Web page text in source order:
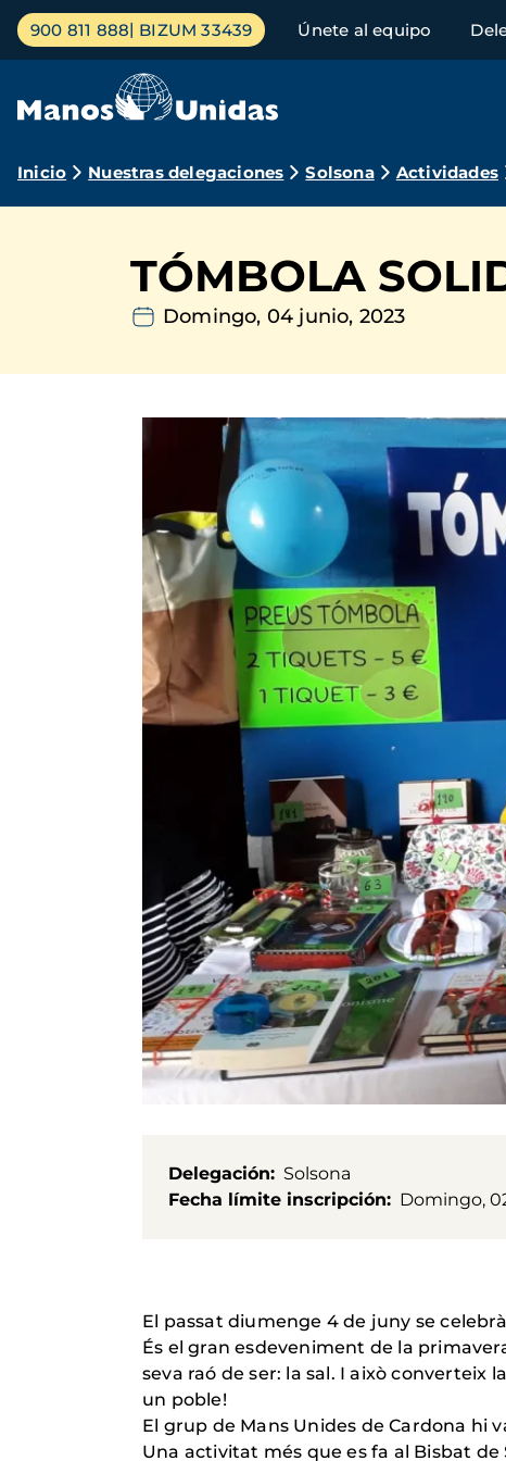
Pasar
contenido
Menú
principal
900 811 888 BIZUM 33439 Únete al equipo
Ruta
navegación
Inicio Nuestras delegaciones Solsona Actividades
TÓMBOLA
Domingo, 04 junio, 2023
Delegación
Solsona
Fecha límite inscripción
Domingo,
El passat diumenge 4 de juny se
És el gran esdeveniment de la
seva raó de ser: la sal. I això
un poble!
El grup de Mans Unides de Cardona hi
Una activitat més que es fa al Bisbat